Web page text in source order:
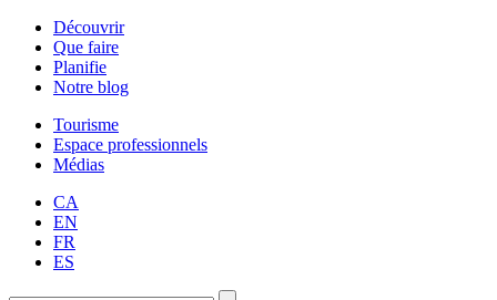
Découvrir
Que faire
Planifie
Notre blog
Tourisme
Espace professionnels
Médias
CA
EN
FR
ES